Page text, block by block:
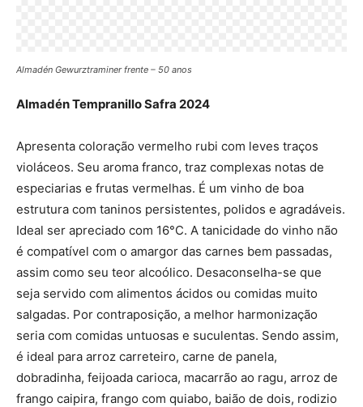
Almadén Gewurztraminer frente – 50 anos
Almadén Tempranillo Safra 2024
Apresenta coloração vermelho rubi com leves traços
violáceos. Seu aroma franco, traz complexas notas de
especiarias e frutas vermelhas. É um vinho de boa
estrutura com taninos persistentes, polidos e agradáveis.
Ideal ser apreciado com 16°C. A tanicidade do vinho não
é compatível com o amargor das carnes bem passadas,
assim como seu teor alcoólico. Desaconselha-se que
seja servido com alimentos ácidos ou comidas muito
salgadas. Por contraposição, a melhor harmonização
seria com comidas untuosas e suculentas. Sendo assim,
é ideal para arroz carreteiro, carne de panela,
dobradinha, feijoada carioca, macarrão ao ragu, arroz de
frango caipira, frango com quiabo, baião de dois, rodizio